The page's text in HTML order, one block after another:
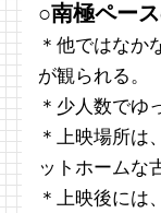
○南極ペー
＊他ではなか
が観られる。
＊少人数でゆ
＊上映場所は
ットホームな
＊上映後には